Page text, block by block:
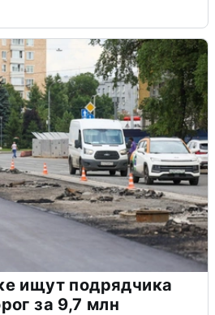
ищут подрядчика
за 9,7 млн